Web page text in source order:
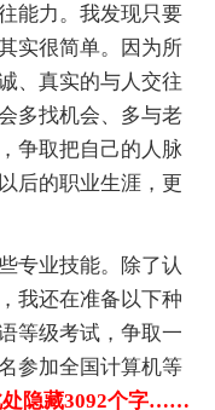
能力。我发现只要
实很简单。因为所
、真实的与人交往
多找机会、多与老
争取把自己的人脉
后的职业生涯，更
专业技能。除了认
我还在准备以下种
等级考试，争取一
参加全国计算机等
隐藏3092个字……